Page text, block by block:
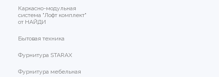
Каркасно-модульная
система "Лофт комплект"
от НАЙДИ
Бытовая техника
Фурнитура STARAX
Фурнитура мебельная